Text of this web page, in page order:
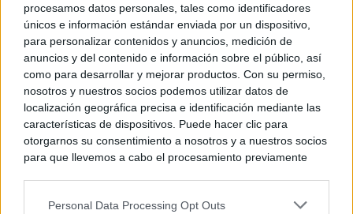
procesamos datos personales, tales como identificadores
únicos e información estándar enviada por un dispositivo,
para personalizar contenidos y anuncios, medición de
anuncios y del contenido e información sobre el público, así
como para desarrollar y mejorar productos. Con su permiso,
nosotros y nuestros socios podemos utilizar datos de
localización geográfica precisa e identificación mediante las
características de dispositivos. Puede hacer clic para
otorgarnos su consentimiento a nosotros y a nuestros socios
para que llevemos a cabo el procesamiento previamente
negar su consentimiento. Tenga en cuenta que algún
Personal Data Processing Opt Outs
© Kiosko.net Aviso Legal Privacidad y Cookies